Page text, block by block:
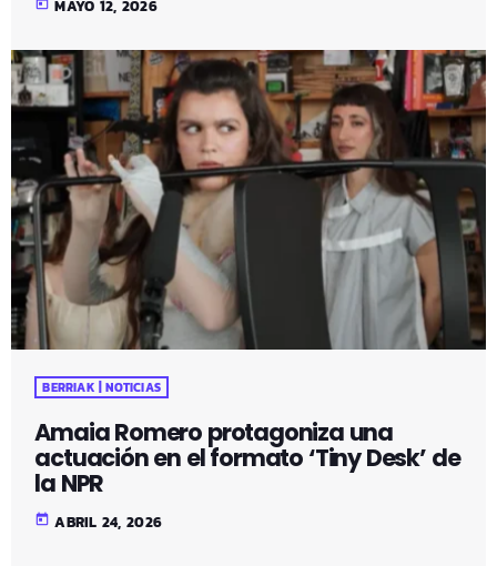
MAYO 12, 2026
BERRIAK | NOTICIAS
Amaia Romero protagoniza una
actuación en el formato ‘Tiny Desk’ de
la NPR
today ABRIL 24, 2026